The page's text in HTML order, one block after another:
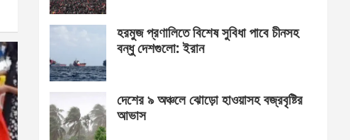
হরমুজ প্রণালিতে বিশেষ সুবিধা পাবে চীনসহ
বন্ধু দেশগুলো: ইরান
দেশের ৯ অঞ্চলে ঝোড়ো হাওয়াসহ বজ্রবৃষ্টির
আভাস